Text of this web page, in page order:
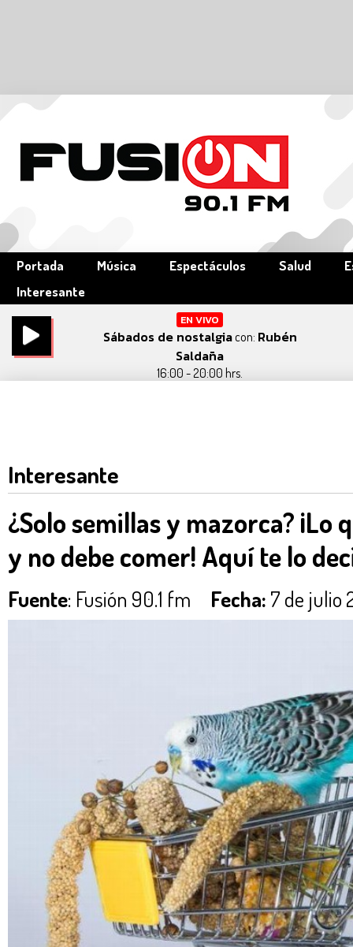
Portada Música Espectáculos Salud
Interesante
EN VIVO
Sábados de nostalgiacon: Rubén
Saldaña
16:00 - 20:00 hrs.
Interesante
¿Solo semillas y mazorca? ¡Lo
y no debe comer! Aquí te lo
Fuente: Fusión 90.1 fm Fecha: 7 de julio